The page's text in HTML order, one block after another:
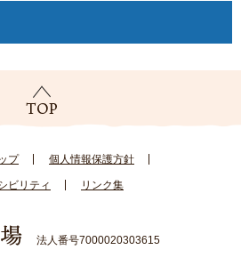
プ 個人情報保護方針
ビリティ リンク集
法人番号7000020303615